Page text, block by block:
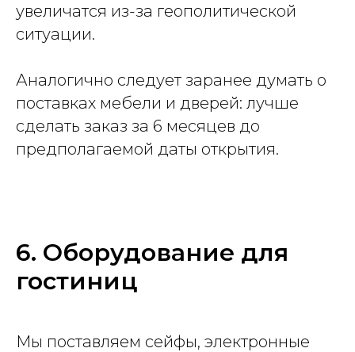
увеличатся из-за геополитической
ситуации.
Аналогично следует заранее думать о
поставках мебели и дверей: лучше
сделать заказ за 6 месяцев до
предполагаемой даты открытия.
6. Оборудование для
гостиниц
Мы поставляем сейфы, электронные